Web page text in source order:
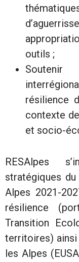
outils ;
résilience
contexte
et socio-
RESAlpes
stratégiques
Alpes 2021-
résilience
Transition
territoires) ainsi
les Alpes